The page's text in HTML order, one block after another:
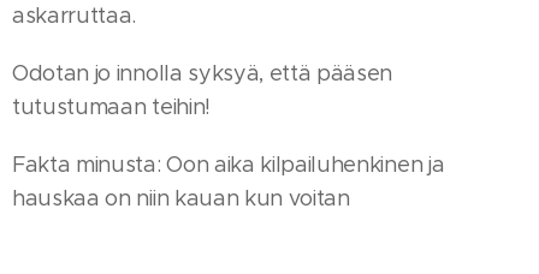
askarruttaa.
Odotan jo innolla syksyä, että pääsen
tutustumaan teihin!
Fakta minusta: Oon aika kilpailuhenkinen ja
hauskaa on niin kauan kun voitan